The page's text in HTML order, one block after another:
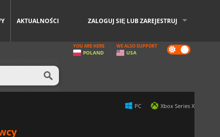
AKTUALNOŚCI ZALOGUJ SIĘ LUB ZAREJESTRUJ
Dark
mode
YOU ARE HERE
POLAND
WE ALSO SUPPORT
USA
PC Xbox Series X